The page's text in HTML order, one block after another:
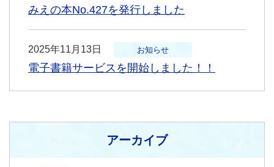
みえの本No.427を発行しました
2025年11月13日 お知らせ
電子書籍サービスを開始しました！！
アーカイブ